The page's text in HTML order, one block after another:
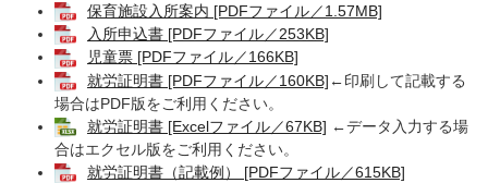
保育施設入所案内 [PDFファイル／1.57MB]
入所申込書 [PDFファイル／253KB]
児童票 [PDFファイル／166KB]
就労証明書 [PDFファイル／160KB] ←印刷して記載する
場合はPDF版をご利用ください。
就労証明書 [Excelファイル／67KB] ←データ入力する場
合はエクセル版をご利用ください。
就労証明書（記載例） [PDFファイル／615KB]